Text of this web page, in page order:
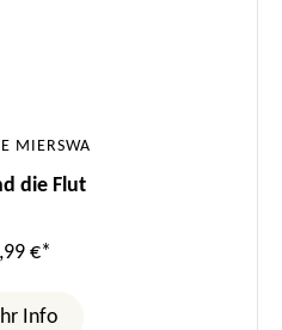
MIERSWA
die Flut
€*
Info